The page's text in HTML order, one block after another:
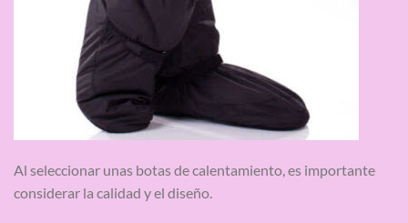
Al seleccionar unas botas de calentamiento, es importante
considerar la calidad y el diseño.